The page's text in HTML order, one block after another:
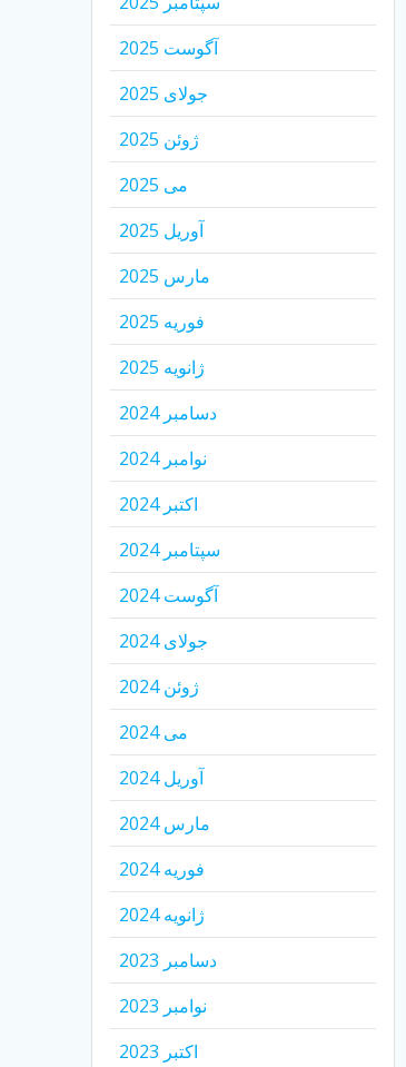
آگوست 2025
جولای 2025
ژوئن 2025
می 2025
آوریل 2025
مارس 2025
فوریه 2025
ژانویه 2025
دسامبر 2024
نوامبر 2024
اکتبر 2024
سپتامبر 2024
آگوست 2024
جولای 2024
ژوئن 2024
می 2024
آوریل 2024
مارس 2024
فوریه 2024
ژانویه 2024
دسامبر 2023
نوامبر 2023
اکتبر 2023